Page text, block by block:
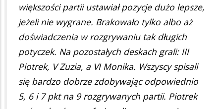
większości partii ustawiał pozycje dużo lepsze,
jeżeli nie wygrane. Brakowało tylko albo aż
doświadczenia w rozgrywaniu tak długich
potyczek. Na pozostałych deskach grali: III
Piotrek, V Zuzia, a VI Monika. Wszyscy spisali
się bardzo dobrze zdobywając odpowiednio
5, 6 i 7 pkt na 9 rozgrywanych partii. Piotrek